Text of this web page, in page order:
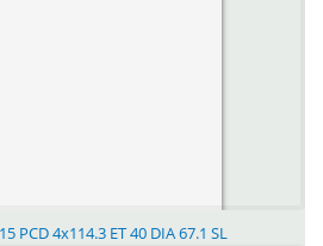
PCD 4x114.3 ET 40 DIA 67.1 SL